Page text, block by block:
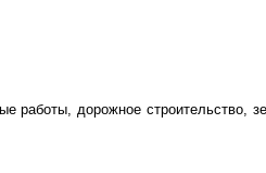
работы, дорожное строительство,